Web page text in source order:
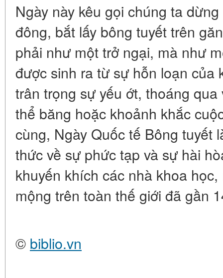
Ngày này kêu gọi chúng ta
đông, bắt lấy bông tuyết trên
phải như một trở ngại, mà như
được sinh ra từ sự hỗn loạn của
trân trọng sự yếu ớt, thoáng
thể băng hoặc khoảnh khắc
cùng, Ngày Quốc tế Bông tuyết
thức về sự phức tạp và sự hài
khuyến khích các nhà khoa
mộng trên toàn thế giới đã gần
© biblio.vn